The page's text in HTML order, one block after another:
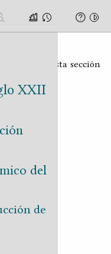
los
quieres
XXII
del
de
de esta sección